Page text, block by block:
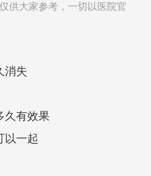
供大家参考，一切以医院官
消失
久有效果
以一起